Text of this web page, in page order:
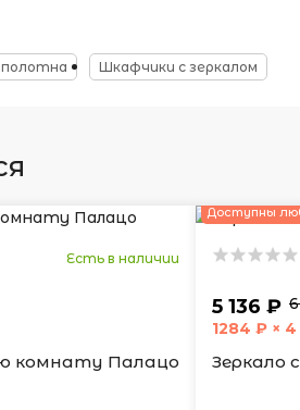
полотна Шкафчики с зеркалом
Есть в наличии
комнату Палацо
Доступны
5 136 ₽
1284 ₽ ×
Зеркало